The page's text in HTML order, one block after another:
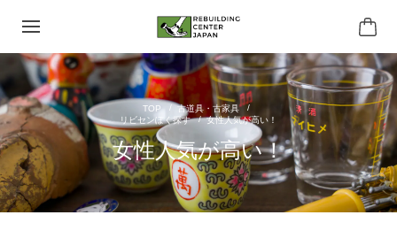
古道具・古家具
リビセンぽく探す
女性人気が高い！
女性人気が高い！